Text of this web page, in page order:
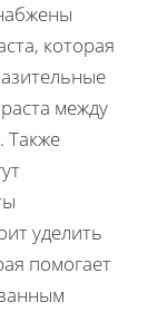
которая
между
Также
уделить
помогает